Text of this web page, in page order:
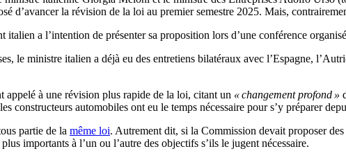
d’avancer la révision de la loi au premier semestre 2025. Mais,
italien a l’intention de présenter sa proposition lors d’une conférence
le ministre italien a déjà eu des entretiens bilatéraux avec l’Espagne,
appelé à une révision plus rapide de la loi, citant un « changement profond »
constructeurs automobiles ont eu le temps nécessaire pour s’y préparer
partie de la même loi. Autrement dit, si la Commission devait proposer
importants à l’un ou l’autre des objectifs s’ils le jugent nécessaire.